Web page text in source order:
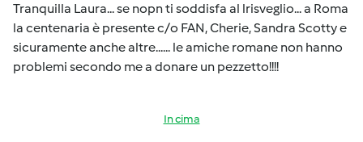
Tranquilla Laura... se nopn ti soddisfa al lrisveglio... a Roma
la centenaria è presente c/o FAN, Cherie, Sandra Scotty e
sicuramente anche altre...... le amiche romane non hanno
problemi secondo me a donare un pezzetto!!!!
In cima